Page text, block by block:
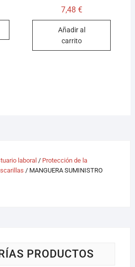
7,48 €
Añadir al
carrito
laboral / Protección de la
/ MANGUERA SUMINISTRO
PRODUCTOS